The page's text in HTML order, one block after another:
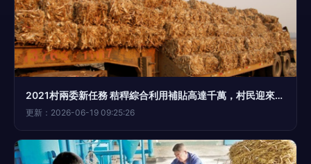
2021村兩委新任務 秸稈綜合利用補貼高達千萬，村民迎來利好
更新：2026-06-19 09:25:26